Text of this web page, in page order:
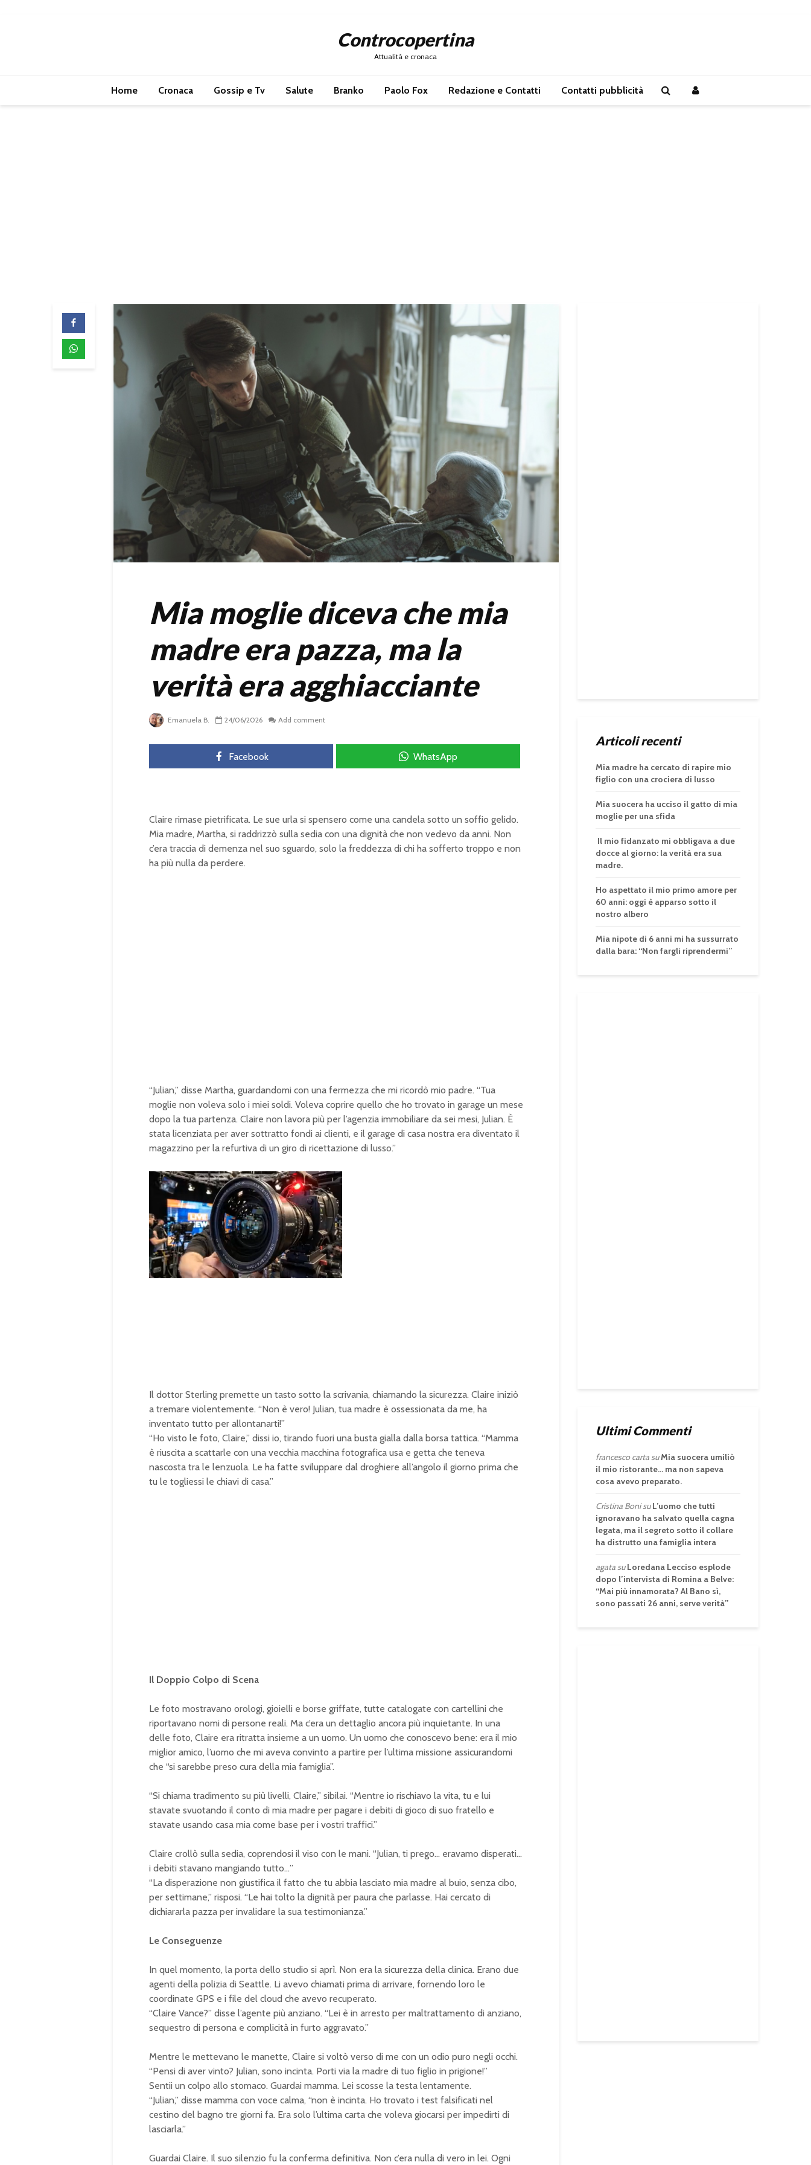
Controcopertina
Attualità e cronaca
Home Cronaca Gossip e Tv Salute Branko Paolo Fox Redazione e Contatti Contatti pubblicità
Mia moglie diceva che mia
madre era pazza, ma la
verità era agghiacciante
Emanuela B. 24/06/2026 Add comment
Facebook WhatsApp
Claire rimase pietrificata. Le sue urla si spensero come una candela sotto un soffio gelido.
Mia madre, Martha, si raddrizzò sulla sedia con una dignità che non vedevo da anni. Non
c’era traccia di demenza nel suo sguardo, solo la freddezza di chi ha sofferto troppo e non
ha più nulla da perdere.
“Julian,” disse Martha, guardandomi con una fermezza che mi ricordò mio padre. “Tua
moglie non voleva solo i miei soldi. Voleva coprire quello che ho trovato in garage un mese
dopo la tua partenza. Claire non lavora più per l’agenzia immobiliare da sei mesi, Julian. È
stata licenziata per aver sottratto fondi ai clienti, e il garage di casa nostra era diventato il
magazzino per la refurtiva di un giro di ricettazione di lusso.”
n
m
L
o
Il dottor Sterling premette un tasto sotto la scrivania, chiamando la sicurezza. Claire iniziò
a tremare violentemente. “Non è vero! Julian, tua madre è ossessionata da me, ha
inventato tutto per allontanarti!”
“Ho visto le foto, Claire,” dissi io, tirando fuori una busta gialla dalla borsa tattica. “Mamma
è riuscita a scattarle con una vecchia macchina fotografica usa e getta che teneva
nascosta tra le lenzuola. Le ha fatte sviluppare dal droghiere all’angolo il giorno prima che
tu le togliessi le chiavi di casa.”
Il Doppio Colpo di Scena
Le foto mostravano orologi, gioielli e borse griffate, tutte catalogate con cartellini che
riportavano nomi di persone reali. Ma c’era un dettaglio ancora più inquietante. In una
delle foto, Claire era ritratta insieme a un uomo. Un uomo che conoscevo bene: era il mio
miglior amico, l’uomo che mi aveva convinto a partire per l’ultima missione assicurandomi
che “si sarebbe preso cura della mia famiglia”.
“Si chiama tradimento su più livelli, Claire,” sibilai. “Mentre io rischiavo la vita, tu e lui
stavate svuotando il conto di mia madre per pagare i debiti di gioco di suo fratello e
stavate usando casa mia come base per i vostri traffici.”
Claire crollò sulla sedia, coprendosi il viso con le mani. “Julian, ti prego… eravamo disperati…
i debiti stavano mangiando tutto…”
“La disperazione non giustifica il fatto che tu abbia lasciato mia madre al buio, senza cibo,
per settimane,” risposi. “Le hai tolto la dignità per paura che parlasse. Hai cercato di
dichiararla pazza per invalidare la sua testimonianza.”
Le Conseguenze
In quel momento, la porta dello studio si aprì. Non era la sicurezza della clinica. Erano due
agenti della polizia di Seattle. Li avevo chiamati prima di arrivare, fornendo loro le
coordinate GPS e i file del cloud che avevo recuperato.
“Claire Vance?” disse l’agente più anziano. “Lei è in arresto per maltrattamento di anziano,
sequestro di persona e complicità in furto aggravato.”
Mentre le mettevano le manette, Claire si voltò verso di me con un odio puro negli occhi.
“Pensi di aver vinto? Julian, sono incinta. Porti via la madre di tuo figlio in prigione!”
Sentii un colpo allo stomaco. Guardai mamma. Lei scosse la testa lentamente.
“Julian,” disse mamma con voce calma, “non è incinta. Ho trovato i test falsificati nel
cestino del bagno tre giorni fa. Era solo l’ultima carta che voleva giocarsi per impedirti di
lasciarla.”
Guardai Claire. Il suo silenzio fu la conferma definitiva. Non c’era nulla di vero in lei. Ogni
Articoli recenti
Mia madre ha cercato di rapire mio
figlio con una crociera di lusso
Mia suocera ha ucciso il gatto di mia
moglie per una sfida
Il mio fidanzato mi obbligava a due
docce al giorno: la verità era sua
madre.
Ho aspettato il mio primo amore per
60 anni: oggi è apparso sotto il
nostro albero
Mia nipote di 6 anni mi ha sussurrato
dalla bara: “Non fargli riprendermi”
Ultimi Commenti
francesco cartasuMia suocera umiliò
il mio ristorante… ma non sapeva
cosa avevo preparato.
Cristina BonisuL’uomo che tutti
ignoravano ha salvato quella cagna
legata, ma il segreto sotto il collare
ha distrutto una famiglia intera
agatasuLoredana Lecciso esplode
dopo l’intervista di Romina a Belve:
“Mai più innamorata? Al Bano sì,
sono passati 26 anni, serve verità”